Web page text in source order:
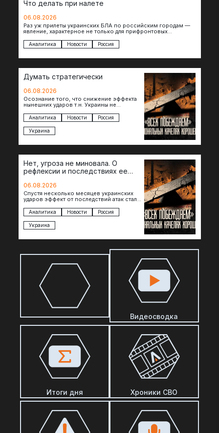
Что делать при налете
06.08.2026
Раз уж прилеты украинских БЛА по российским городам —
явление, характерное не только для прифронтовых
Аналитика Новости Россия
Думать стратегически
06.08.2026
Осознание того, что снижение эффекта
нынешних ударов т.н. Украины не
возможностей — повод задаться
вопросом: что делать…
Аналитика Новости Россия
Украина
Нет, угроза не миновала. О
рефлексии и последствиях ее
06.08.2026
Спустя несколько месяцев украинских
ударов эффект от последствий атак стал
коллапса розничной торговли не…
Аналитика Новости Россия
Украина
Видеосводка
Итоги дня Хроники СВО